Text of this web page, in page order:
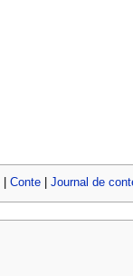
Conte| Journal de